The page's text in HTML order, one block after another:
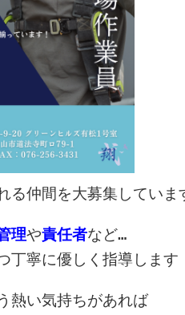
る仲間を大募集していま
理や責任者など…
丁寧に優しく指導します
熱い気持ちがあれば